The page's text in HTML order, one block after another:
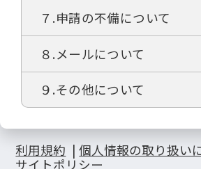
７.申請の不備について
８.メールについて
９.その他について
利用規約
個人情報の取り扱い
サイトポリシー